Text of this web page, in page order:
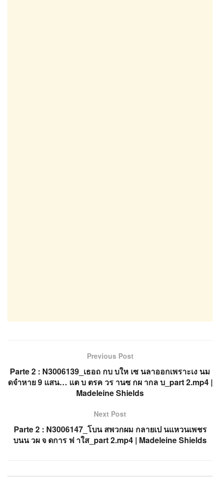
Previous Post
Parte 2 : N3006139_เธอถ กบ บให เซ นลาออกเพราะเง นม
ดจำหาย 9 แสน… แต บ ตรค วร านซ กผ ากล บ_part 2.mp4 |
Madeleine Shields
Next Post
Parte 2 : N3006147_โบน สพวกผม กลายเป นแหวนเพชร
บนน วผ จ ดการ ฟ าใส_part 2.mp4 | Madeleine Shields